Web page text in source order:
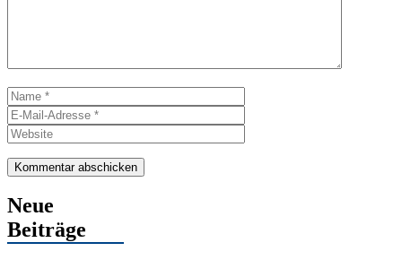
Name
Mail-
Adresse
Neue
Beiträge